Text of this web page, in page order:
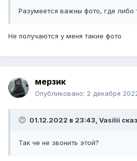
Разумеется важны фото, где либо
Не получаются у меня такие фото
мерзик
Опубликовано: 2 декабря
01.12.2022 в 23:43, Vasilii
Так че не звонить этой?